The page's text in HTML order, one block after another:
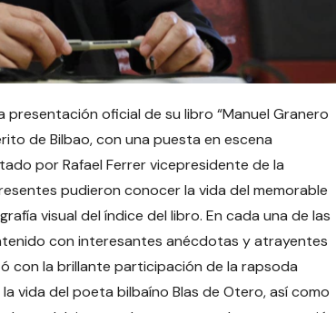
presentación oficial de su libro “Manuel Granero
de Bilbao, con una puesta en escena
por Rafael Ferrer vicepresidente de la
pudieron conocer la vida del memorable
visual del índice del libro. En cada una de las
con interesantes anécdotas y atrayentes
con la brillante participación de la rapsoda
vida del poeta bilbaíno Blas de Otero, así como